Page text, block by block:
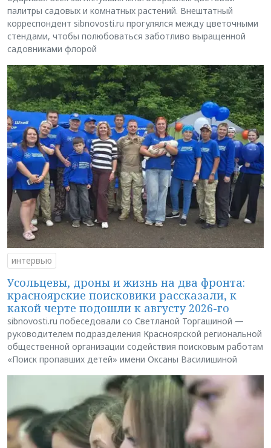
палитры садовых и комнатных растений. Внештатный
корреспондент sibnovosti.ru прогулялся между цветочными
стендами, чтобы полюбоваться заботливо выращенной
садовниками флорой
интервью
Усольцевы, дроны и жизнь на два фронта:
красноярские поисковики рассказали, к
какой черте подошли к августу 2026-го
sibnovosti.ru побеседовали со Светланой Торгашиной —
руководителем подразделения Красноярской региональной
общественной организации содействия поисковым работам
«Поиск пропавших детей» имени Оксаны Василишиной